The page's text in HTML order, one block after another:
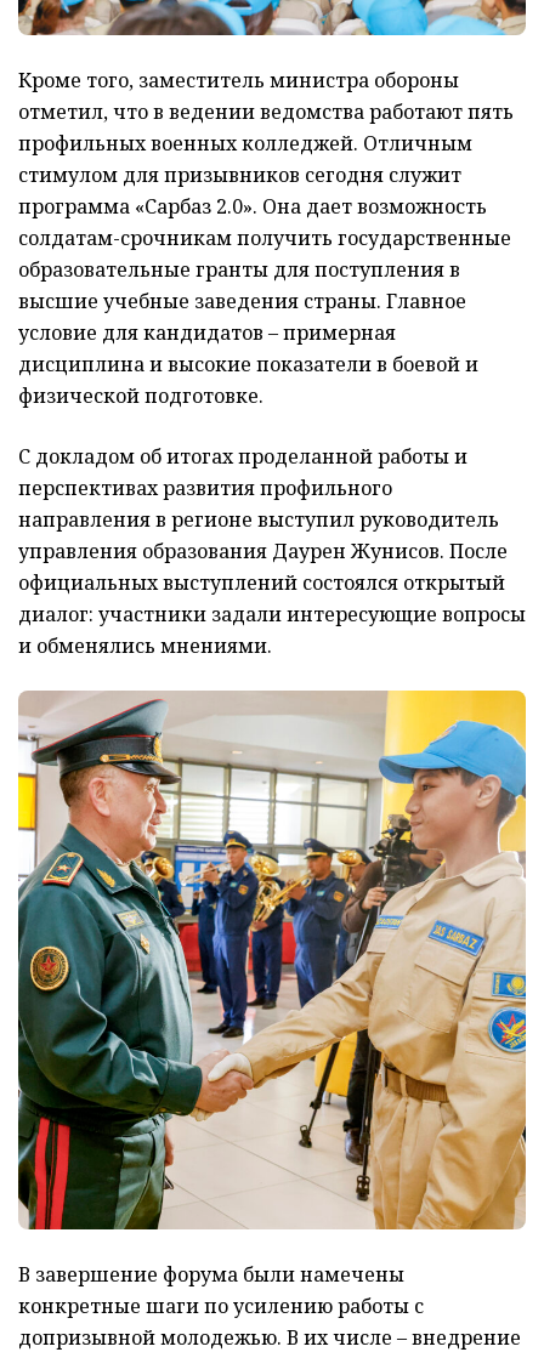
Кроме того, заместитель министра обороны
отметил, что в ведении ведомства работают пять
профильных военных колледжей. Отличным
стимулом для призывников сегодня служит
программа «Сарбаз 2.0». Она дает возможность
солдатам-срочникам получить государственные
образовательные гранты для поступления в
высшие учебные заведения страны. Главное
условие для кандидатов – примерная
дисциплина и высокие показатели в боевой и
физической подготовке.
С докладом об итогах проделанной работы и
перспективах развития профильного
направления в регионе выступил руководитель
управления образования Даурен Жунисов. После
официальных выступлений состоялся открытый
диалог: участники задали интересующие вопросы
и обменялись мнениями.
В завершение форума были намечены
конкретные шаги по усилению работы с
допризывной молодежью. В их числе – внедрение